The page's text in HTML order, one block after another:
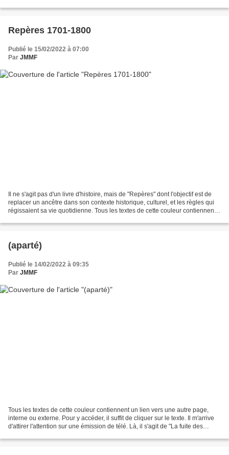
Repères 1701-1800
Publié le 15/02/2022 à 07:00
Par JMMF
Il ne s'agit pas d'un livre d'histoire, mais de "Repères" dont l'objectif est de
replacer un ancêtre dans son contexte historique, culturel, et les règles qui
régissaient sa vie quotidienne. Tous les textes de cette couleur contiennent
(aparté)
Publié le 14/02/2022 à 09:35
Par JMMF
Tous les textes de cette couleur contiennent un lien vers une autre page,
interne ou externe. Pour y accéder, il suffit de cliquer sur le texte. Il m'arrive
d'attirer l'attention sur une émission de télé. Là, il s'agit de "La fuite des